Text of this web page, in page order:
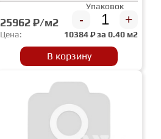
25962 ₽/м2
Упаковок
- +
Цена: 10384₽ за0.40 м2
В корзину